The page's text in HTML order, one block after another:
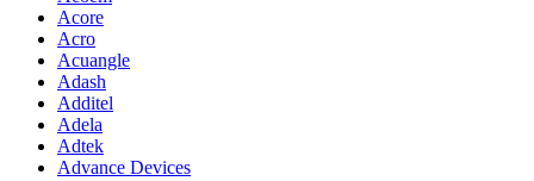
Acore
Acro
Acuangle
Adash
Additel
Adela
Adtek
Advance Devices